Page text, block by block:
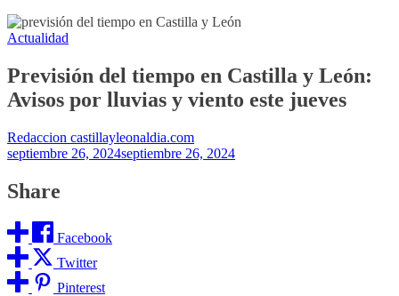
Actualidad
Previsión del tiempo en Castilla y León:
Avisos por lluvias y viento este jueves
Redaccion castillayleonaldia.com
septiembre 26, 2024septiembre 26, 2024
Share
Facebook
Twitter
Pinterest